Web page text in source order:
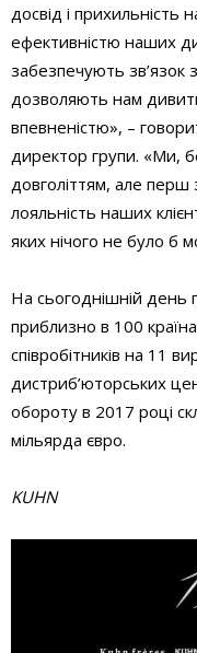
досвід і прихильність
ефективністю наших
забезпечують зв’язок
дозволяють нам
впевненістю», –
директор групи. «Ми,
довголіттям, але перш
лояльність наших
яких нічого не було б
На сьогоднішній день
приблизно в 100
співробітників на 11
дистриб’юторських
обороту в 2017 році
мільярда євро.
KUHN